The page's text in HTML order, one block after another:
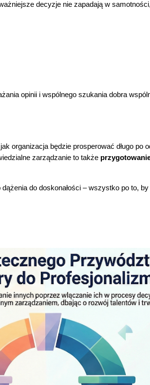
decyzje nie zapadają w
opinii i wspólnego szukania dobra
organizacja będzie prosperować długo
zarządzanie to także
do doskonałości – wszystko po to,